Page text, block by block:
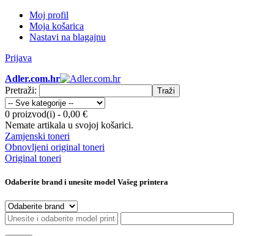
Moj profil
Moja košarica
Nastavi na blagajnu
Prijava
Adler.com.hr
Pretraži:
Traži
0 proizvod(i) - 0,00 €
Nemate artikala u svojoj košarici.
Zamjenski toneri
Obnovljeni original toneri
Original toneri
Odaberite brand i unesite model Vašeg printera